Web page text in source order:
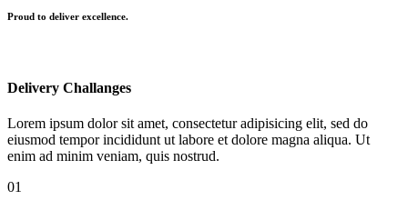
Proud to deliver excellence.
Delivery Challanges
Lorem ipsum dolor sit amet, consectetur adipisicing elit, sed do
eiusmod tempor incididunt ut labore et dolore magna aliqua. Ut
enim ad minim veniam, quis nostrud.
01